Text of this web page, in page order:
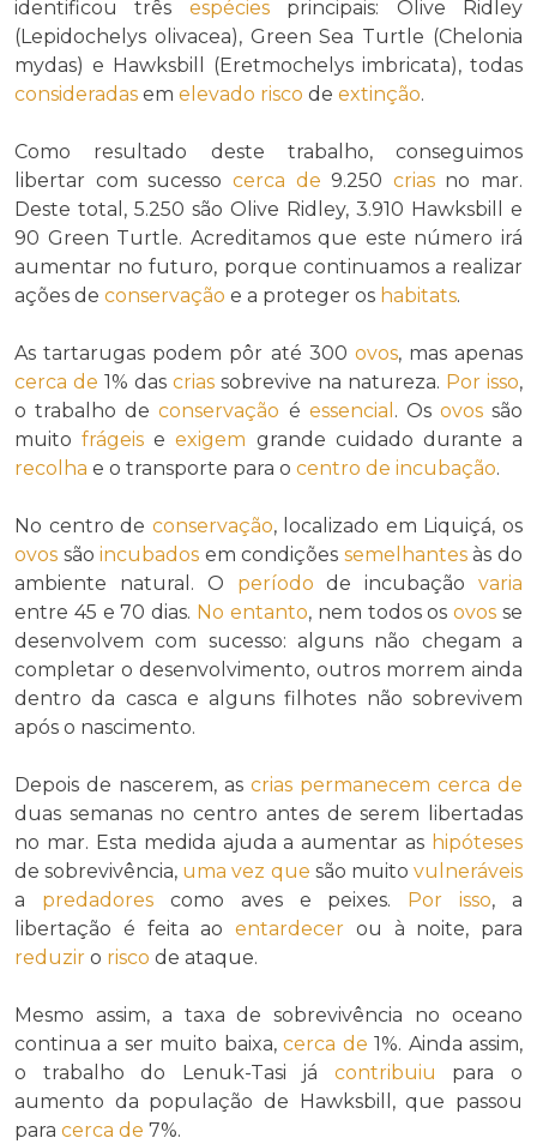
identificou três espéciesprincipais: Olive Ridley
(Lepidochelys olivacea), Green Sea Turtle (Chelonia
mydas) e Hawksbill (Eretmochelys imbricata), todas
consideradas em elevado risco de extinção.
Como resultado deste trabalho, conseguimos
libertar com sucesso cerca de 9.250 criasno mar.
Deste total, 5.250 são Olive Ridley, 3.910 Hawksbill e
90 Green Turtle. Acreditamos que este número irá
aumentar no futuro, porque continuamos a realizar
ações de conservação e a proteger os habitats.
As tartarugas podem pôr até 300 ovos, mas apenas
cerca de 1% das crias sobrevive na natureza. Por isso,
o trabalho deconservação é essencial . Os ovossão
muitofrágeis eexigem grande cuidado durante a
recolha e o transporte para o centro de incubação.
No centro de conservação, localizado em Liquiçá, os
ovos sãoincubados em condições semelhantesàs do
ambiente natural. O período de incubação varia
entre 45 e 70 dias. No entanto, nem todos osovos se
desenvolvem com sucesso: alguns não chegam a
completar o desenvolvimento, outros morrem ainda
dentro da casca e alguns filhotes não sobrevivem
após o nascimento.
Depois de nascerem, as crias permanecem cerca de
duas semanas no centro antes de serem libertadas
no mar. Esta medida ajuda a aumentar as hipóteses
de sobrevivência, uma vez que são muitovulneráveis
a predadorescomo aves e peixes. Por isso, a
libertação é feita ao entardecer ou à noite, para
reduzir o risco de ataque.
Mesmo assim, a taxa de sobrevivência no oceano
continua a ser muito baixa,cerca de 1%. Ainda assim,
o trabalho do Lenuk-Tasi já contribuiu para o
aumento da população de Hawksbill, que passou
para cerca de 7%.